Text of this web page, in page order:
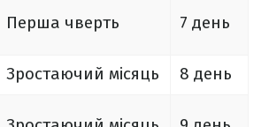
Перша чверть 7 день
Зростаючий місяць
8 день